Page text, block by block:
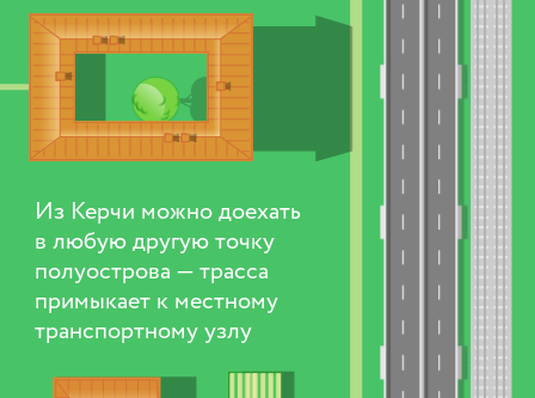
Из Керчи можно доехать
в любую другую точку
полуострова — трасса
примыкает к местному
транспортному узлу